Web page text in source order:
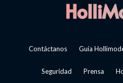
Contáctanos Guía
Seguridad Prensa